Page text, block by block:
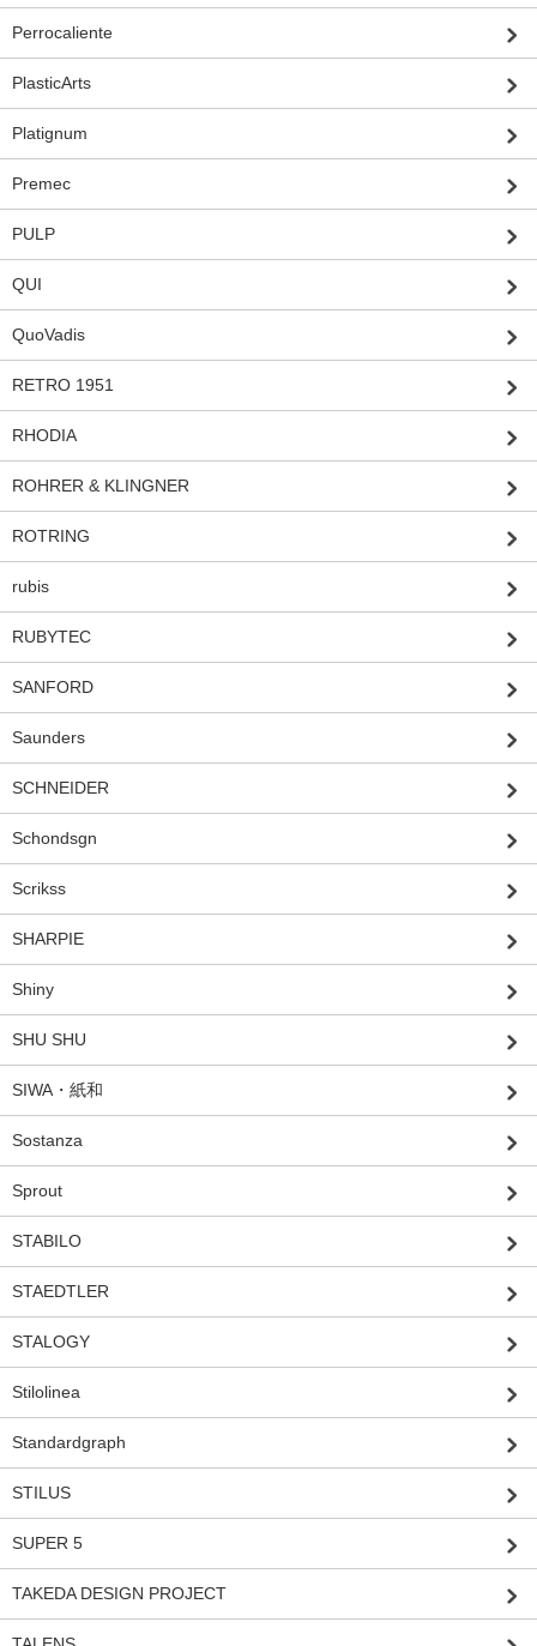
Perrocaliente
PlasticArts
Platignum
Premec
PULP
QUI
QuoVadis
RETRO 1951
RHODIA
ROHRER & KLINGNER
ROTRING
rubis
RUBYTEC
SANFORD
Saunders
SCHNEIDER
Schondsgn
Scrikss
SHARPIE
Shiny
SHU SHU
SIWA・紙和
Sostanza
Sprout
STABILO
STAEDTLER
STALOGY
Stilolinea
Standardgraph
STILUS
SUPER 5
TAKEDA DESIGN PROJECT